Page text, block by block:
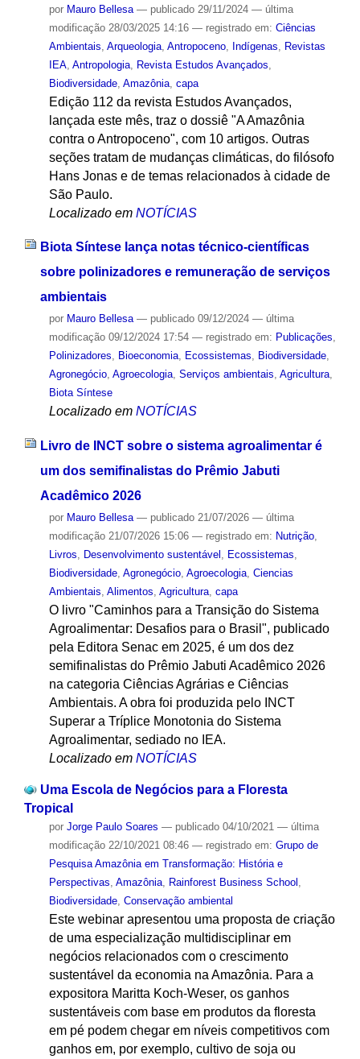
por Mauro Bellesa — publicado29/11/2024 — última
modificação28/03/2025 14:16 — registrado em: Ciências
Ambientais Arqueologia, Antropoceno, Indígenas
Revistas
IEA, Antropologia, Revista Estudos Avançados
Biodiversidade, Amazônia, capa
Edição 112 da revista Estudos Avançados,
lançada este mês, traz o dossiê "A Amazônia
contra o Antropoceno", com 10 artigos. Outras
seções tratam de mudanças climáticas, do filósofo
Hans Jonas e de temas relacionados à cidade de
São Paulo.
Localizado em NOTÍCIAS
Biota Síntese lança notas técnico-científicas
sobre polinizadores e remuneração de serviços
ambientais
por Mauro Bellesa — publicado09/12/2024 — última
modificação09/12/2024 17:54 — registrado em: Publicações,
Polinizadores, Bioeconomia, Ecossistemas, Biodiversidade,
Agronegócio, Agroecologia, Serviços ambientais, Agricultura,
Biota Síntese
Localizado em NOTÍCIAS
Livro de INCT sobre o sistema agroalimentar é
um dos semifinalistas do Prêmio Jabuti
Acadêmico 2026
por Mauro Bellesa — publicado21/07/2026 — última
modificação21/07/2026 15:06 — registrado em: Nutrição,
Livros, Desenvolvimento sustentável , Ecossistemas,
Biodiversidade, Agronegócio, Agroecologia, Ciencias
Ambientais, Alimentos, Agricultura, capa
O livro "Caminhos para a Transição do Sistema
Agroalimentar: Desafios para o Brasil", publicado
pela Editora Senac em 2025, é um dos dez
semifinalistas do Prêmio Jabuti Acadêmico 2026
na categoria Ciências Agrárias e Ciências
Ambientais. A obra foi produzida pelo INCT
Superar a Tríplice Monotonia do Sistema
Agroalimentar, sediado no IEA.
Localizado em NOTÍCIAS
Uma Escola de Negócios para a Floresta
Tropical
por Jorge Paulo Soares — publicado04/10/2021 — última
modificação22/10/2021 08:46 — registrado em: Grupo de
Pesquisa Amazônia em Transformação: História e
Perspectivas Amazônia, Rainforest Business School
Biodiversidade, Conservação ambiental
Este webinar apresentou uma proposta de criação
de uma especialização multidisciplinar em
negócios relacionados com o crescimento
sustentável da economia na Amazônia. Para a
expositora Maritta Koch-Weser, os ganhos
sustentáveis com base em produtos da floresta
em pé podem chegar em níveis competitivos com
ganhos em, por exemplo, cultivo de soja ou